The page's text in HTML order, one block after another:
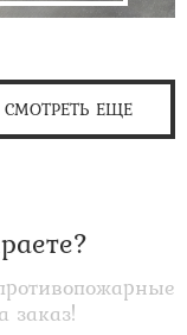
СМОТРЕТЬ ЕЩЕ
заказ!